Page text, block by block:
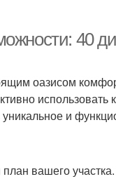
40
оазисом
использовать
и
вашего